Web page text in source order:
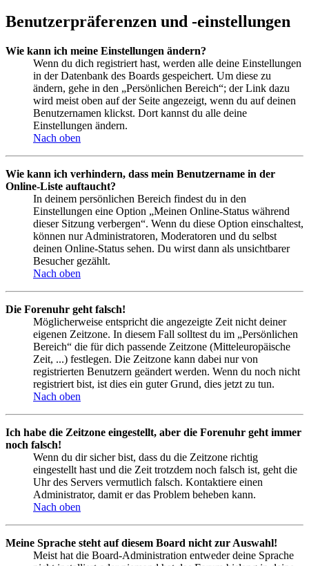
Benutzerpräferenzen und -einstellungen
Wie kann ich meine Einstellungen ändern?
Wenn du dich registriert hast, werden alle deine Einstellungen
in der Datenbank des Boards gespeichert. Um diese zu
ändern, gehe in den „Persönlichen Bereich“; der Link dazu
wird meist oben auf der Seite angezeigt, wenn du auf deinen
Benutzernamen klickst. Dort kannst du alle deine
Einstellungen ändern.
Nach oben
Wie kann ich verhindern, dass mein Benutzername in der
Online-Liste auftaucht?
In deinem persönlichen Bereich findest du in den
Einstellungen eine Option „Meinen Online-Status während
dieser Sitzung verbergen“. Wenn du diese Option einschaltest,
können nur Administratoren, Moderatoren und du selbst
deinen Online-Status sehen. Du wirst dann als unsichtbarer
Besucher gezählt.
Nach oben
Die Forenuhr geht falsch!
Möglicherweise entspricht die angezeigte Zeit nicht deiner
eigenen Zeitzone. In diesem Fall solltest du im „Persönlichen
Bereich“ die für dich passende Zeitzone (Mitteleuropäische
Zeit, ...) festlegen. Die Zeitzone kann dabei nur von
registrierten Benutzern geändert werden. Wenn du noch nicht
registriert bist, ist dies ein guter Grund, dies jetzt zu tun.
Nach oben
Ich habe die Zeitzone eingestellt, aber die Forenuhr geht immer
noch falsch!
Wenn du dir sicher bist, dass du die Zeitzone richtig
eingestellt hast und die Zeit trotzdem noch falsch ist, geht die
Uhr des Servers vermutlich falsch. Kontaktiere einen
Administrator, damit er das Problem beheben kann.
Nach oben
Meine Sprache steht auf diesem Board nicht zur Auswahl!
Meist hat die Board-Administration entweder deine Sprache